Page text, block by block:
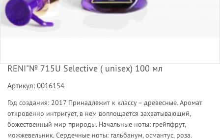
RENI"№ 715U Selective ( unisex) 100 мл
Артикул: 0016154
Год создания: 2017 Принадлежит к классу – древесные. Аромат
откровенно интригует, в нем воплощается захватывающий,
божественный мир природы. Начальные ноты: грейпфрут,
можжевельник. Сердечные ноты: гальбанум, османтус, роза.